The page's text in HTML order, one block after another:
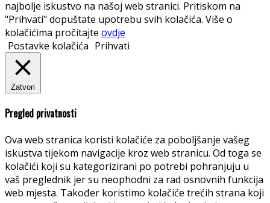
najbolje iskustvo na našoj web stranici. Pritiskom na
"Prihvati" dopuštate upotrebu svih kolačića. Više o
kolačićima pročitajte ovdje
Postavke kolačića Prihvati
Zatvori
Pregled privatnosti
Ova web stranica koristi kolačiće za poboljšanje vašeg
iskustva tijekom navigacije kroz web stranicu. Od toga se
kolačići koji su kategorizirani po potrebi pohranjuju u
vaš preglednik jer su neophodni za rad osnovnih funkcija
web mjesta. Također koristimo kolačiće trećih strana koji